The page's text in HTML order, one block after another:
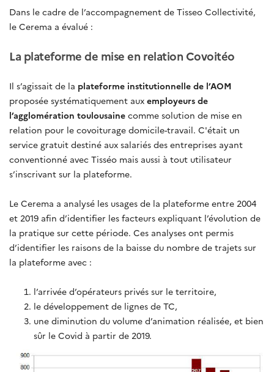
Dans le cadre de l’accompagnement de Tisseo Collectivité,
le Cerema a évalué :
La plateforme de mise en relation Covoitéo
Il s’agissait de la plateforme institutionnelle de l’AOM
proposée systématiquement aux employeurs de
l’agglomération toulousaine comme solution de mise en
relation pour le covoiturage domicile-travail. C'était un
service gratuit destiné aux salariés des entreprises ayant
conventionné avec Tisséo mais aussi à tout utilisateur
s’inscrivant sur la plateforme.
Le Cerema a analysé les usages de la plateforme entre 2004
et 2019 afin d’identifier les facteurs expliquant l’évolution de
la pratique sur cette période. Ces analyses ont permis
d’identifier les raisons de la baisse du nombre de trajets sur
la plateforme avec :
l’arrivée d’opérateurs privés sur le territoire,
le développement de lignes de TC,
une diminution du volume d’animation réalisée, et bien
sûr le Covid à partir de 2019.